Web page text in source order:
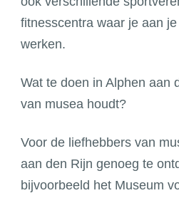
fitnesscentra waar je aan
werken.
Wat te doen in Alphen aan
van musea houdt?
Voor de liefhebbers van
aan den Rijn genoeg te
bijvoorbeeld het Museum